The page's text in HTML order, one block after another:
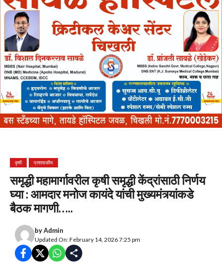
कृषी प्रशासकीय
समृद्धी महामार्गावरील कृषी समृद्धी केंद्रांसाठी निर्णय
घ्या : आमदार मनोज कायंदे यांची मुख्यमंत्र्यांकडे
बैठक मागणी…..
byAdmin
Updated On: February 14, 2026 7:25 pm